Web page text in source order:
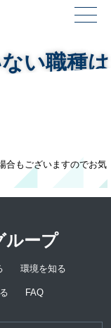
い職種は
？
合もございますのでお気
ループ
環境を知る
FAQ